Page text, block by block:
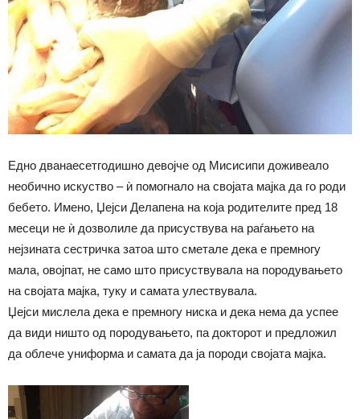
Едно дванаесетгодишно девојче од Мисисипи доживеало
необично искуство – ѝ помогнало на својата мајка да го роди
бебето. Имено, Џејси Делапена на која родителите пред 18
месеци не ѝ дозволиле да присуствува на раѓањето на
нејзината сестричка затоа што сметале дека е премногу
мала, овојпат, не само што присуствувала на породувањето
на својата мајка, туку и самата улествувала.
Џејси мислела дека е премногу ниска и дека нема да успее
да види ништо од породувањето, па докторот и предложил
да облече униформа и самата да ја породи својата мајка.